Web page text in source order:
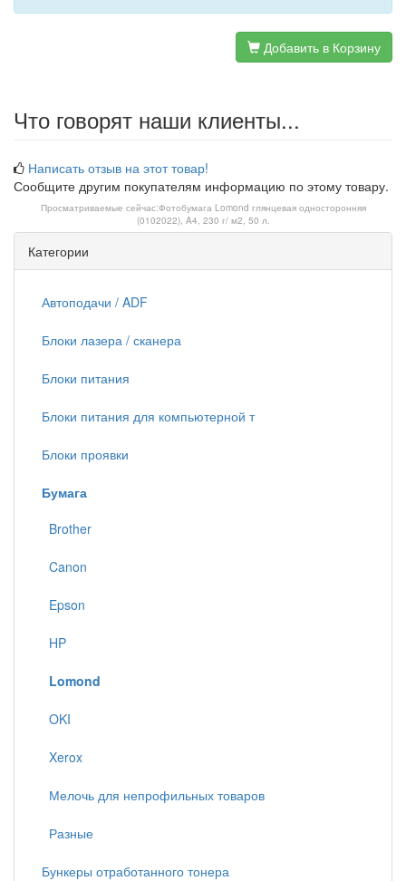
Добавить в Корзину
Что говорят наши клиенты...
Написать отзыв на этот товар!
Сообщите другим покупателям информацию по этому товару.
Просматриваемые сейчас:Фотобумага Lomond глянцевая односторонняя
(0102022), A4, 230 г/ м2, 50 л.
Категории
Автоподачи / ADF
Блоки лазера / сканера
Блоки питания
Блоки питания для компьютерной т
Блоки проявки
Бумага
Brother
Canon
Epson
HP
Lomond
OKI
Xerox
Мелочь для непрофильных товаров
Разные
Бункеры отработанного тонера